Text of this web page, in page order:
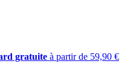
gratuite à partir de 59,90 €